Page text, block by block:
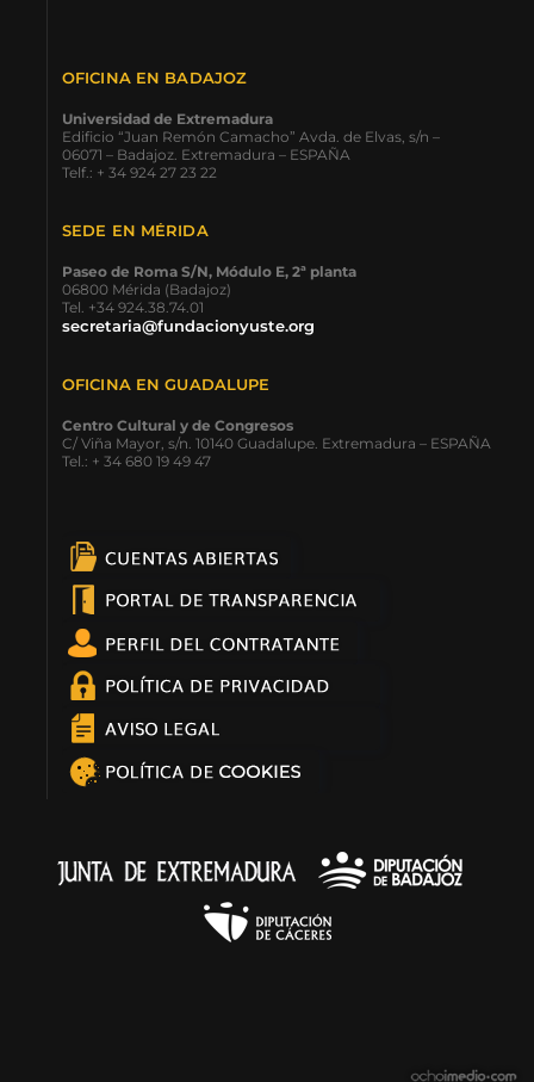
OFICINA EN BADAJOZ
Universidad de Extremadura
Edificio “Juan Remón Camacho” Avda. de Elvas, s/n –
06071 – Badajoz. Extremadura – ESPAÑA
Telf.: + 34 924 27 23 22
SEDE EN MÉRIDA
Paseo de Roma S/N, Módulo E, 2ª planta
06800 Mérida (Badajoz)
Tel. +34 924.38.74.01
secretaria@fundacionyuste.org
OFICINA EN GUADALUPE
Centro Cultural y de Congresos
C/ Viña Mayor, s/n. 10140 Guadalupe. Extremadura – ESPAÑA
Tel.: + 34 680 19 49 47